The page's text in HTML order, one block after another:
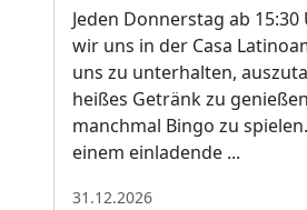
Jeden Donnerstag ab
wir uns in der Casa
uns zu unterhalten,
heißes Getränk zu
manchmal Bingo zu
einem einladende ...
31.12.2026